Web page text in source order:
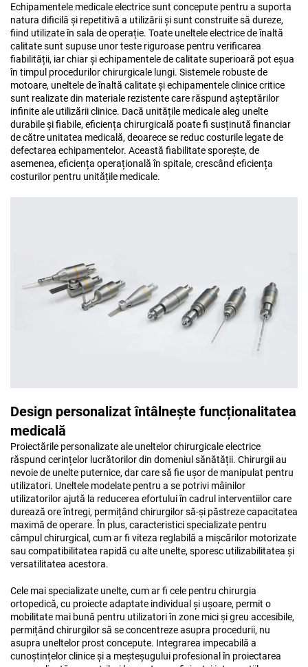
Echipamentele medicale electrice sunt concepute pentru a suporta
natura dificilă și repetitivă a utilizării și sunt construite să dureze,
fiind utilizate în sala de operație. Toate uneltele electrice de înaltă
calitate sunt supuse unor teste riguroase pentru verificarea
fiabilității, iar chiar și echipamentele de calitate superioară pot eșua
în timpul procedurilor chirurgicale lungi. Sistemele robuste de
motoare, uneltele de înaltă calitate și echipamentele clinice critice
sunt realizate din materiale rezistente care răspund așteptărilor
infinite ale utilizării clinice. Dacă unitățile medicale aleg unelte
durabile și fiabile, eficiența chirurgicală poate fi susținută financiar
de către unitatea medicală, deoarece se reduc costurile legate de
defectarea echipamentelor. Această fiabilitate sporește, de
asemenea, eficiența operațională în spitale, crescând eficiența
costurilor pentru unitățile medicale.
Design personalizat întâlnește funcționalitatea
medicală
Proiectările personalizate ale uneltelor chirurgicale electrice
răspund cerințelor lucrătorilor din domeniul sănătății. Chirurgii au
nevoie de unelte puternice, dar care să fie ușor de manipulat pentru
utilizatori. Uneltele modelate pentru a se potrivi mâinilor
utilizatorilor ajută la reducerea efortului în cadrul interventiilor care
durează ore întregi, permițând chirurgilor să-și păstreze capacitatea
maximă de operare. În plus, caracteristici specializate pentru
câmpul chirurgical, cum ar fi viteza reglabilă a mișcărilor motorizate
sau compatibilitatea rapidă cu alte unelte, sporesc utilizabilitatea și
versatilitatea acestora.
Cele mai specializate unelte, cum ar fi cele pentru chirurgia
ortopedică, cu proiecte adaptate individual și ușoare, permit o
mobilitate mai bună pentru utilizatori în zone mici și greu accesibile,
permițând chirurgilor să se concentreze asupra procedurii, nu
asupra uneltelor prost concepute. Integrarea impecabilă a
cunoștințelor clinice și a meșteșugului profesional în proiectarea